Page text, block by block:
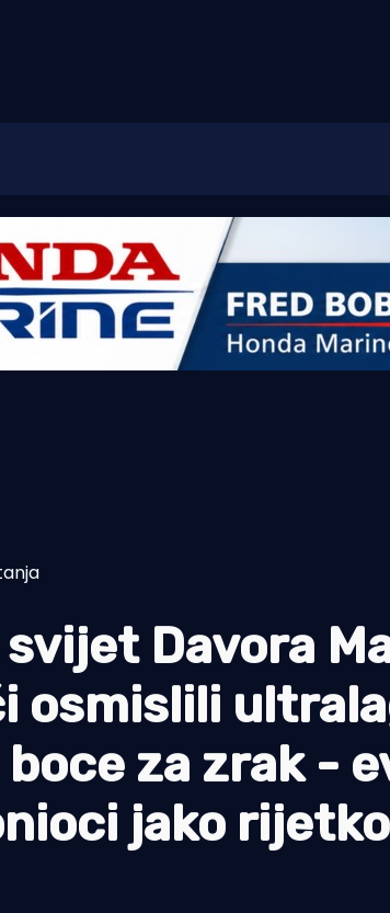
svijet Davora
osmislili
za zrak -
jako